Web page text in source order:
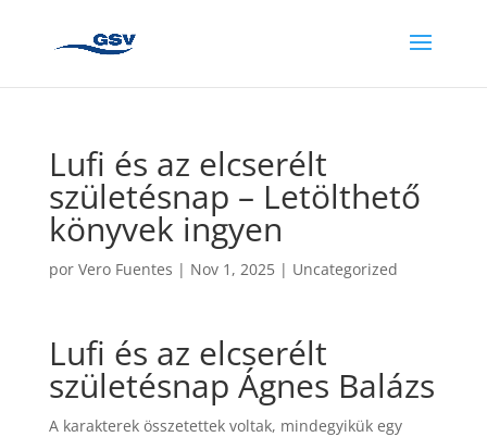
Lufi és az elcserélt
születésnap – Letölthető
könyvek ingyen
por Vero Fuentes | Nov 1, 2025| Uncategorized
Lufi és az elcserélt
születésnap Ágnes Balázs
A karakterek összetettek voltak, mindegyikük egy